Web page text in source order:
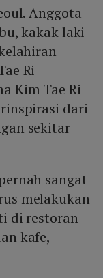
Anggota
kakak laki-
Ri
Kim Tae Ri
dari
sekitar
sangat
melakukan
di restoran
kafe,